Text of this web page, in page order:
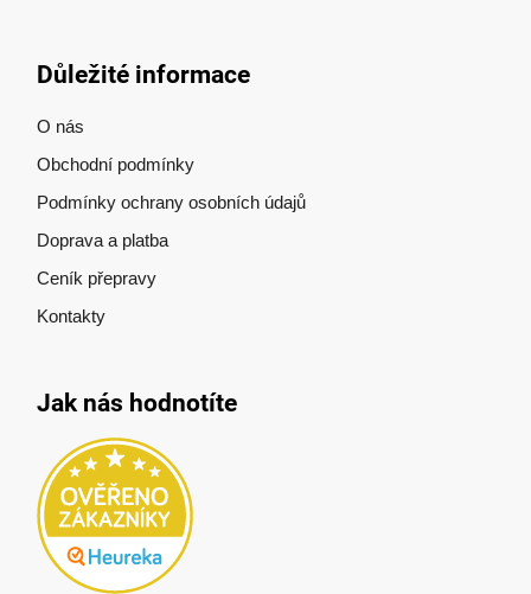
Důležité informace
O nás
Obchodní podmínky
Podmínky ochrany osobních údajů
Doprava a platba
Ceník přepravy
Kontakty
Jak nás hodnotíte